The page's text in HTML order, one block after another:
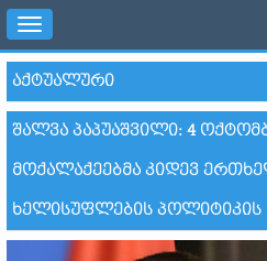
Toggle
navigation
ᲐᲥᲢᲣᲐᲚᲣᲠᲘ
ᲨᲐᲚᲕᲐ ᲞᲐᲞᲣᲐᲨᲕᲘᲚᲘ: 4
ᲛᲝᲥᲐᲚᲐᲥᲔᲔᲑᲛᲐ ᲙᲘᲓᲔᲕ
ᲮᲔᲚᲘᲡᲣᲤᲚᲔᲑᲘᲡ ᲞᲝᲚᲘᲢᲘᲙᲘᲡ